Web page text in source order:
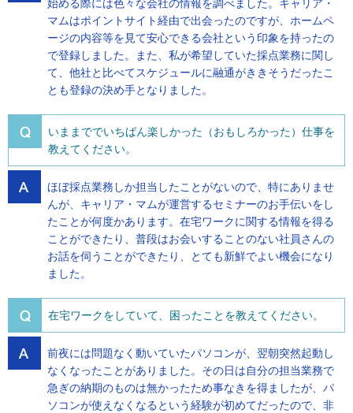
始める際には色々な会社の情報を調べました。キャリア・
マムはポイントサイト経由で出会ったのですが、ホームペ
ージの内容等を見て安心できる会社という印象を持ったの
で登録しました。また、私が希望していた採点業務に関し
て、他社と比べてスケジュールに融通がききそうだったこ
とも登録の決め手となりました。
いままででいちばん楽しかった（おもしろかった）仕事を
教えてください。
ほぼ採点業務しか担当したことがないので、特にありませ
んが、キャリア・マムが運営するセミナーのお手伝いをし
たことが何度かあります。在宅ワークに関する情報を得る
ことができたり、普段はお会いすることのない社員さんの
お話を伺うことができたり、とても新鮮でよい機会になり
ました。
在宅ワークをしていて、困ったことを教えてください。
前夜には問題なく動いていたパソコンが、翌朝突然起動し
なくなったことがありました。その日は自分の担当業務で
急ぎの納期のものは無かったため事なきを得ましたが、パ
ソコンが使えなくなるという経験が初めてだったので、非